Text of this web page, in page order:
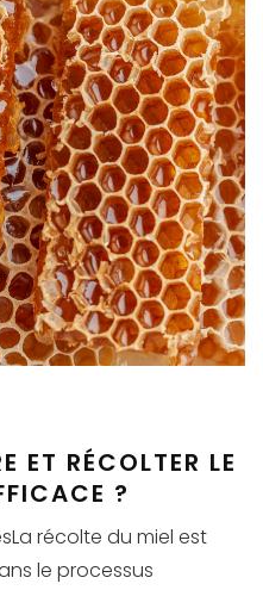
ET RÉCOLTER LE
?
récolte du miel est
le processus